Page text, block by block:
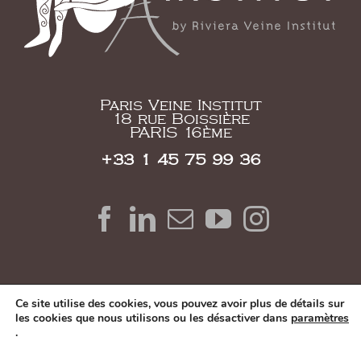
Paris Veine Institut
18 rue Boissière
PARIS 16ème
+33 1 45 75 99 36
Ce site utilise des cookies, vous pouvez avoir plus de détails sur
les cookies que nous utilisons ou les désactiver dans paramètres
.